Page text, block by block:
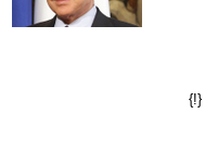
{!}